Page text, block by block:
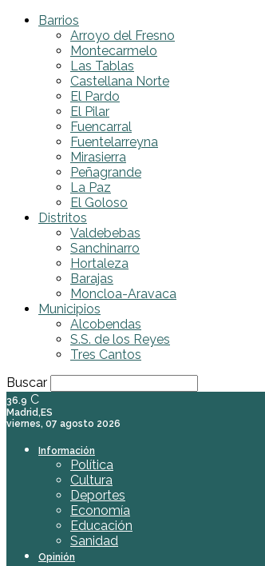
Barrios
Arroyo del Fresno
Montecarmelo
Las Tablas
Castellana Norte
El Pardo
El Pilar
Fuencarral
Fuentelarreyna
Mirasierra
Peñagrande
La Paz
El Goloso
Distritos
Valdebebas
Sanchinarro
Hortaleza
Barajas
Moncloa-Aravaca
Municipios
Alcobendas
S.S. de los Reyes
Tres Cantos
Buscar
36.9 C
Madrid,ES
viernes, 07 agosto 2026
Información
Política
Cultura
Deportes
Economía
Educación
Sanidad
Opinión